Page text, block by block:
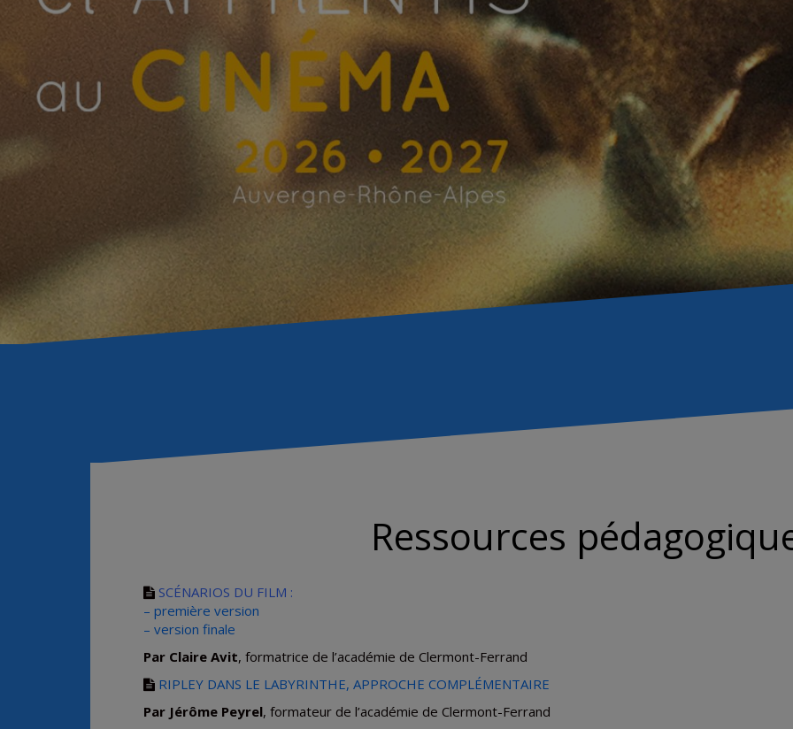
Ressources
SCÉNARIOS DU FILM :
– première version
– version finale
Par Claire Avit, formatrice de l’académie de Clermont-Ferrand
RIPLEY DANS LE LABYRINTHE, APPROCHE COMPLÉMENTAIRE
Par Jérôme Peyrel, formateur de l’académie de Clermont-Ferrand